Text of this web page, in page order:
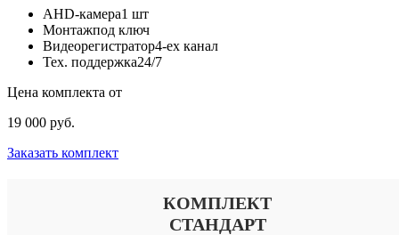
AHD-камера1 шт
Монтажпод ключ
Видеорегистратор4-ех канал
Тех. поддержка24/7
Цена комплекта от
19 000 руб.
Заказать комплект
КОМПЛЕКТ
СТАНДАРТ